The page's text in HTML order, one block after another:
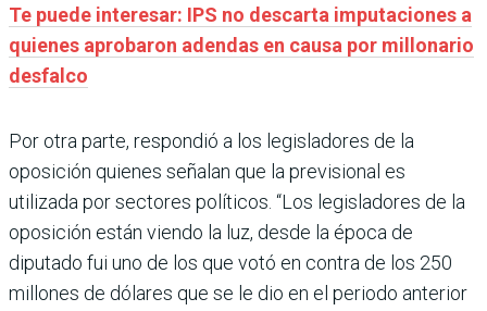
Te puede interesar: IPS no descarta imputaciones a
quienes aprobaron adendas en causa por millonario
desfalco
Por otra parte, respondió a los legisladores de la
oposición quienes señalan que la previsional es
utilizada por sectores políticos. “Los legisladores de la
oposición están viendo la luz, desde la época de
diputado fui uno de los que votó en contra de los 250
millones de dólares que se le dio en el periodo anterior